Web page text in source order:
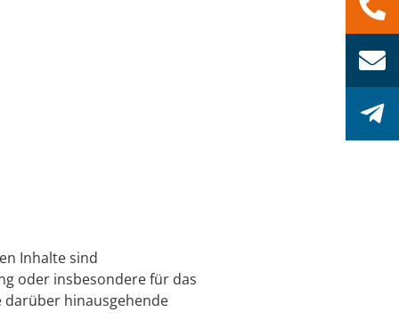
Inhalte sind
oder insbesondere für das
darüber hinausgehende